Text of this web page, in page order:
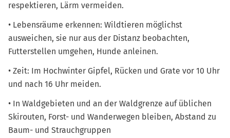
respektieren, Lärm vermeiden.
• Lebensräume erkennen: Wildtieren möglichst
ausweichen, sie nur aus der Distanz beobachten,
Futterstellen umgehen, Hunde anleinen.
• Zeit: Im Hochwinter Gipfel, Rücken und Grate vor 10 Uhr
und nach 16 Uhr meiden.
• In Waldgebieten und an der Waldgrenze auf üblichen
Skirouten, Forst- und Wanderwegen bleiben, Abstand zu
Baum- und Strauchgruppen